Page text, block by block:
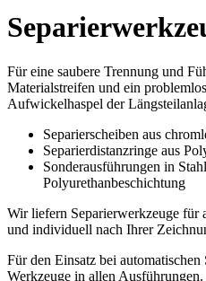
Für eine saubere Trennung und
Materialstreifen und ein
Aufwickelhaspel der
Separierscheiben aus
Separierdistanzringe aus
Sonderausführungen in
Polyurethanbeschichtung
Wir liefern Separierwerkzeuge für
und individuell nach Ihrer
Für den Einsatz bei
Werkzeuge in allen Ausführungen.